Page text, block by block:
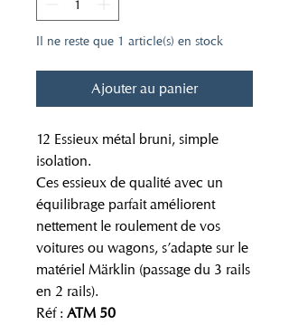
Il ne reste que 1 article(s) en stock
Ajouter au panier
12 Essieux métal bruni, simple
isolation.
Ces essieux de qualité avec un
équilibrage parfait améliorent
nettement le roulement de vos
voitures ou wagons, s’adapte sur le
matériel Märklin (passage du 3 rails
en 2 rails).
Réf : ATM 50